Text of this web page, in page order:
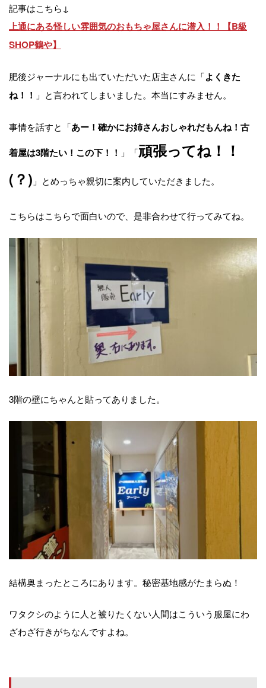
記事はこちら↓
上通にある怪しい雰囲気のおもちゃ屋さんに潜入！！【B級
SHOP鶴や】
肥後ジャーナルにも出ていただいた店主さんに「よくきた
ね！！ 」と言われてしまいました。本当にすみません。
事情を話すと「あー！確かにお姉さんおしゃれだもんね！古
着屋は3階たい！この下！！ 」「頑張ってね！！
(？) 」とめっちゃ親切に案内していただきました。
こちらはこちらで面白いので、是非合わせて行ってみてね。
3階の壁にちゃんと貼ってありました。
結構奥まったところにあります。秘密基地感がたまらぬ！
ワタクシのように人と被りたくない人間はこういう服屋にわ
ざわざ行きがちなんですよね。